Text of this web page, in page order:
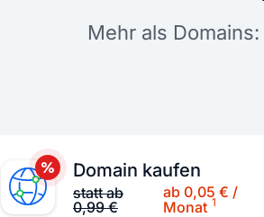
Mehr als
Domain kaufen
statt ab
0,99 €
ab 0,05 € /
Monat 1